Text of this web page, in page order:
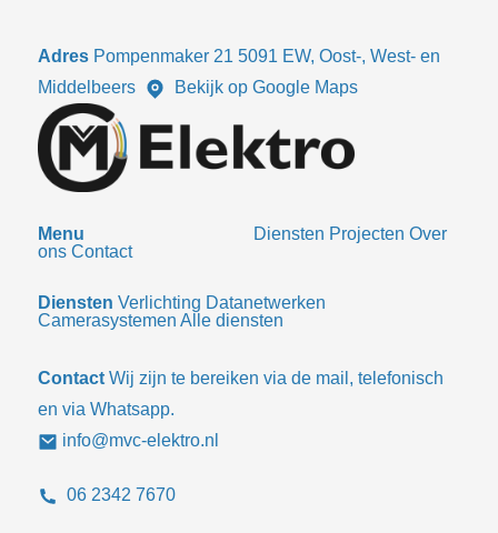
AdresPompenmaker 21 5091 EW, Oost-, West- en
Middelbeers
Bekijk op Google Maps
Menu Diensten Projecten Over
ons Contact
Diensten Verlichting Datanetwerken
Camerasystemen Alle diensten
ContactWij zijn te bereiken via de mail, telefonisch
en via Whatsapp.
info@mvc-elektro.nl
06 2342 7670